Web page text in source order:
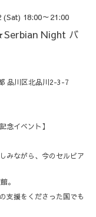
18:00～21:00
Night バ
品川区北品川2-3-7
念イベント】
みながら、今のセルビア
。
支援をくださった国でも